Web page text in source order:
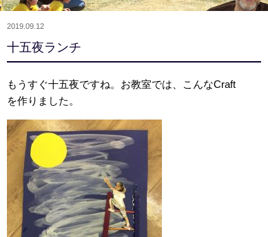
2019.09.12
十五夜ランチ
もうすぐ十五夜ですね。お教室では、こんなCraft
を作りました。